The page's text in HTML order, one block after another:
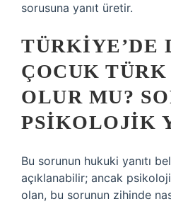
sorusuna yanıt üretir.
TÜRKIYE’DE
ÇOCUK TÜRK
OLUR MU?
PSIKOLOJIK
Bu sorunun hukuki yanıtı
açıklanabilir; ancak
olan, bu sorunun zihinde